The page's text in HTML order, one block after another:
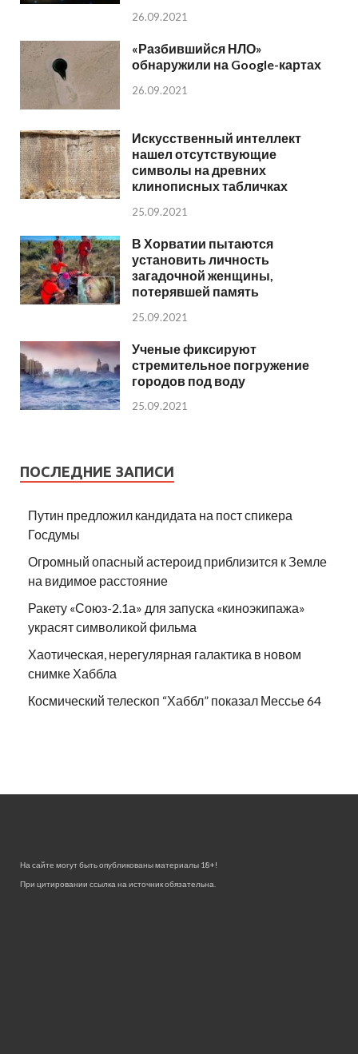
26.09.2021
«Разбившийся НЛО»
обнаружили на Google-картах
26.09.2021
Искусственный интеллект
нашел отсутствующие
символы на древних
клинописных табличках
25.09.2021
В Хорватии пытаются
установить личность
загадочной женщины,
потерявшей память
25.09.2021
Ученые фиксируют
стремительное погружение
городов под воду
25.09.2021
ПОСЛЕДНИЕ ЗАПИСИ
Путин предложил кандидата на пост спикера
Госдумы
Огромный опасный астероид приблизится к Земле
на видимое расстояние
Ракету «Союз-2.1а» для запуска «киноэкипажа»
украсят символикой фильма
Хаотическая, нерегулярная галактика в новом
снимке Хаббла
Космический телескоп “Хаббл” показал Мессье 64
На сайте могут быть опубликованы материалы 18+!
При цитировании ссылка на источник обязательна.